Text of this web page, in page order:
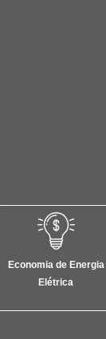
Economia de Energia
Elétrica